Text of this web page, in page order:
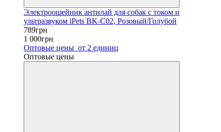
Электроошейник антилай для собак с током и
ультразвуком iPets BK-C02, Розовый/Голубой
789грн
1 000грн
Оптовые цены от 2 единиц
Оптовые цены